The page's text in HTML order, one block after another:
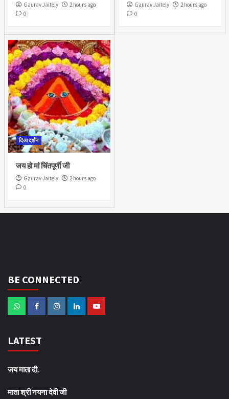
Gaurav Jaitely
2 hours ago
0
Gaurav Jaitely
2 hours ago
0
दिव्य दर्शन
जय हो मां चिंतपूर्णी जी
Gaurav Jaitely
2 hours ago
0
BE CONNECTED
LATEST
जय माता दी.
माता श्री नयना देवी जी